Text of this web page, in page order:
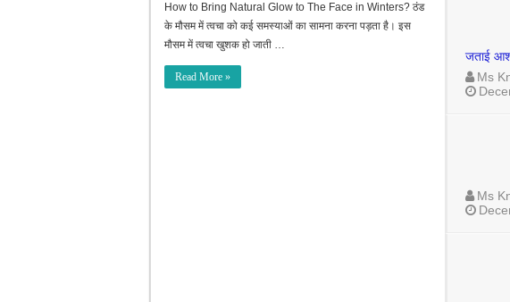
How to Bring Natural Glow to The Face in Winters? ठंड
के मौसम में त्वचा को कई समस्याओं का सामना करना पड़ता है। इस
मौसम में त्वचा खुशक हो जाती …
Read More »
जताई
Ms
Ms